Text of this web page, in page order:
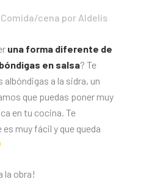
Comida/cena por Aldelís
una forma diferente de
en salsa? Te
albóndigas a la sidra, un
que puedas poner muy
en tu cocina. Te
muy fácil y que queda
la obra!